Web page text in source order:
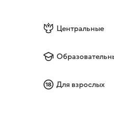
Центральные
Для взрослых